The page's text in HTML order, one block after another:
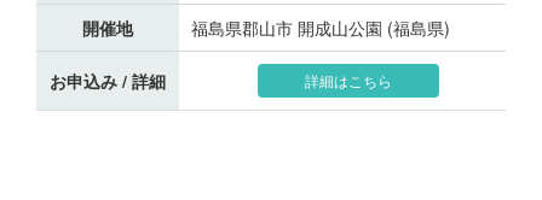
開催地
福島県郡山市 開成山公園 (福島県)
お申込み / 詳細 詳細はこちら